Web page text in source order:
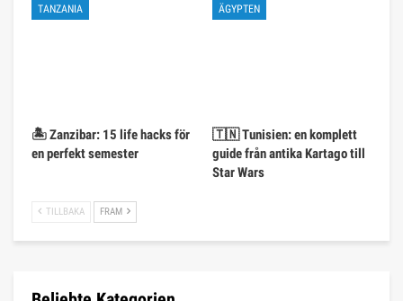
TANZANIA
🏝️ Zanzibar: 15 life hacks för
en perfekt semester
ÄGYPTEN
🇹🇳 Tunisien: en komplett
guide från antika Kartago till
Star Wars
TILLBAKA FRAM